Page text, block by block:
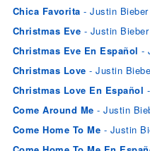
Chica Favorita - Justin Bieber
Christmas Eve - Justin Bieber
Christmas Eve En Español -
Christmas Love - Justin
Christmas Love En Español
Come Around Me - Justin
Come Home To Me - Justin